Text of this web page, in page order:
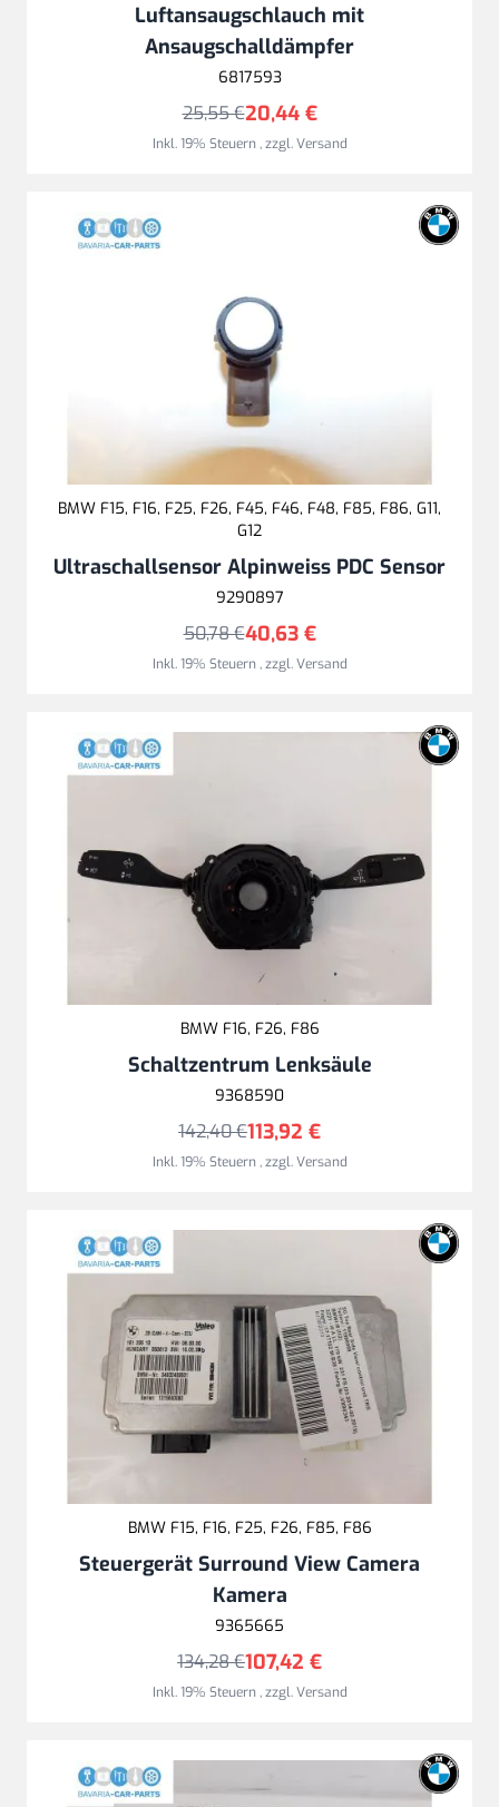
Luftansaugschlauch mit
Ansaugschalldämpfer
6817593
20,44 €
25,55 €
Inkl. 19% Steuern,zzgl.Versand
BMW F15, F16, F25, F26, F45, F46, F48, F85, F86, G11,
G12
Ultraschallsensor Alpinweiss PDC Sensor
9290897
40,63 €
50,78 €
Inkl. 19% Steuern,zzgl.Versand
BMW F16, F26, F86
Schaltzentrum Lenksäule
9368590
113,92 €
142,40 €
Inkl. 19% Steuern,zzgl.Versand
BMW F15, F16, F25, F26, F85, F86
Steuergerät Surround View Camera
Kamera
9365665
107,42 €
134,28 €
Inkl. 19% Steuern,zzgl.Versand